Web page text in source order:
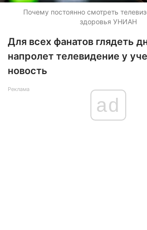
Почему постоянно смотреть
здоровья УНИАН
Для всех фанатов глядеть
напролет телевидение у
новость
Реклама
ad